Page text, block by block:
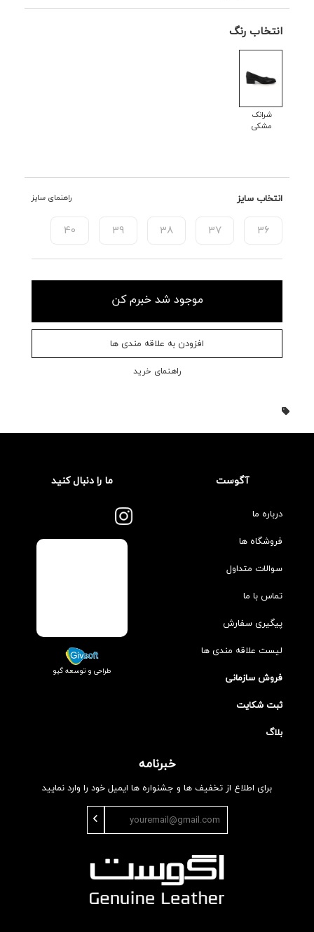
انتخاب رنگ
شرانک
مشکی
انتخاب سایز راهنمای سایز
36
37
38
39
40
موجود شد خبرم کن
افزودن به علاقه مندی ها
راهنمای خرید
آگوست
درباره ما
فروشگاه ها
سوالات متداول
تماس با ما
پیگیری سفارش
لیست علاقه مندی ها
فروش سازمانی
ثبت شکایت
بلاگ
ما را دنبال کنید
طراحی و توسعه گیو
خبرنامه
برای اطلاع از تخفیف ها و جشنواره ها ایمیل خود را وارد نمایید